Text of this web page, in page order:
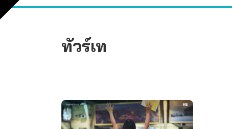
ทัวร์เท